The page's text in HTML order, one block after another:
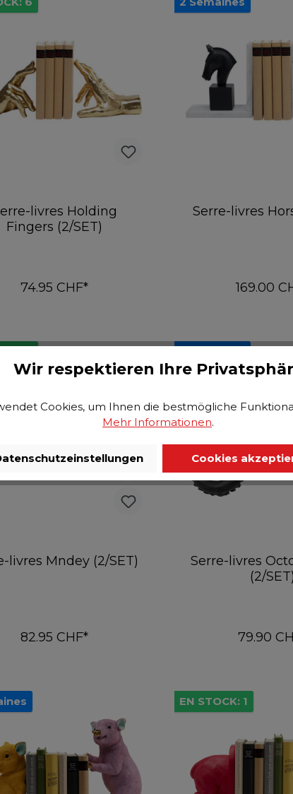
livres Holding
Fingers (2/SET)
74.95 CHF*
Serre-livres
169.00
livres Mndey (2/SET)
82.95 CHF*
Serre-livres
(2/SET)
79.90
EN STOCK: 1
Wir respektieren Ihre
Cookies, um Ihnen die bestmögliche
Mehr Informationen.
Cookies